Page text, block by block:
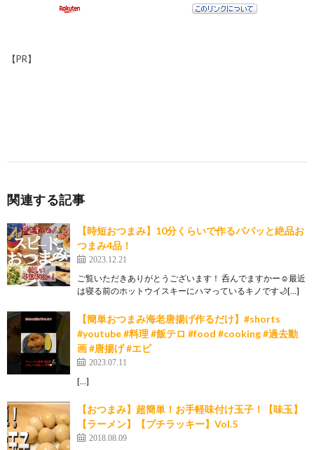
【PR】
関連する記事
【時短おつまみ】10分くらいで作るパパッと絶品お
つまみ4品！
2023.12.21
ご覧いただきありがとうございます！ 呑んでますかー☺️最近
は寝る前のホットウイスキーにハマっているキノです🌙[…]
【簡単おつまみ海老唐揚げ作るだけ】#shorts
#youtube #料理 #飯テロ #food #cooking #過去動
画 #唐揚げ #エビ
2023.07.11
[…]
【おつまみ】超簡単！お手軽味付け玉子！【味玉】
【ラーメン】【プチラッキー】Vol.5
2018.08.09